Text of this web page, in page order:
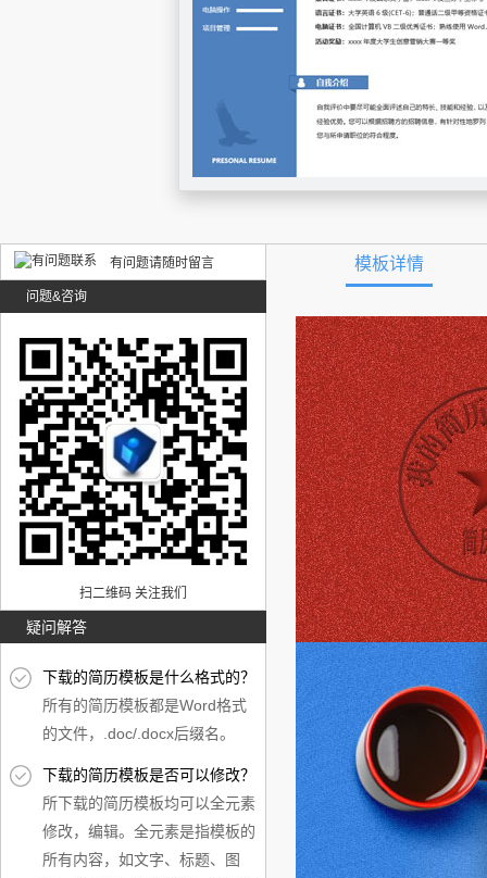
有问题请随时留言
问题&咨询
扫二维码 关注我们
疑问解答
下载的简历模板是什么格式的？
所有的简历模板都是Word格式
的文件，.doc/.docx后缀名。
下载的简历模板是否可以修改？
所下载的简历模板均可以全元素
修改，编辑。全元素是指模板的
所有内容，如文字、标题、图
模板详情